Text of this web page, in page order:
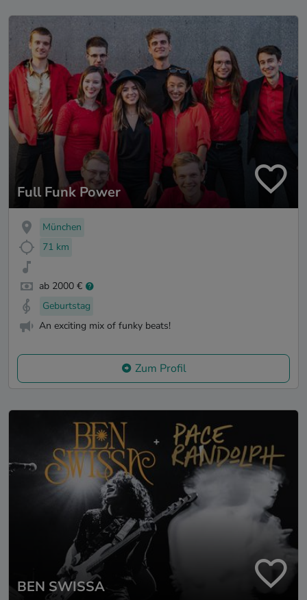
Full Funk Power
München
71 km
ab 2000 €
Geburtstag
An exciting mix of funky beats!
Zum Profil
BEN SWISSA